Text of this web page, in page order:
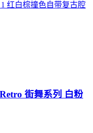
红白棕撞色自带复古腔
街舞系列 白粉